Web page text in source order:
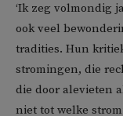
‘Ik zeg volmondig
ook veel
tradities. Hun
stromingen, die
die door alevieten
niet tot welke